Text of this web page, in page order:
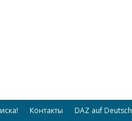
Контакты DAZ auf Deutsch